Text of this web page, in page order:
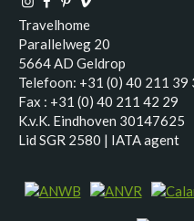
Travelhome
Parallelweg 20
5664 AD Geldrop
Telefoon: +31 (0) 40 211 39
Fax : +31 (0) 40 211 42 29
K.v.K. Eindhoven 30147625
Lid SGR 2580 | IATA agent